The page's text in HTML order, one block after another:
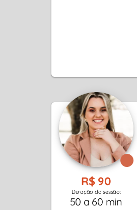
R$ 90
Duração da sessão:
50 a 60 min